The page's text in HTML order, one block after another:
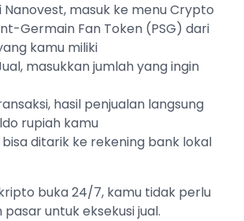
Nanovest, masuk ke menu Crypto
Germain Fan Token (PSG) dari
kamu miliki
masukkan jumlah yang ingin
hasil penjualan langsung
rupiah kamu
ditarik ke rekening bank lokal
buka 24/7, kamu tidak perlu
untuk eksekusi jual.